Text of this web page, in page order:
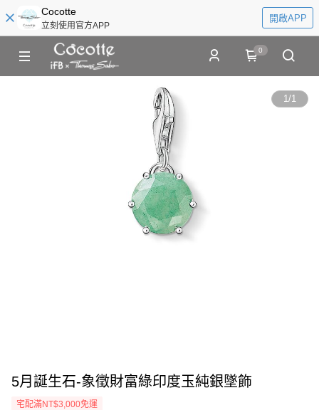
Cocotte
立刻使用官方APP
開啟APP
0
1/1
5月誕生石-象徵財富綠印度玉純銀墜飾
宅配滿NT$3,000免運